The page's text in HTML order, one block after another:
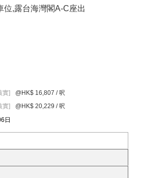
位,露台海灣閣A-C座出
實] @HK$ 16,807 / 呎
實] @HK$ 20,229 / 呎
日